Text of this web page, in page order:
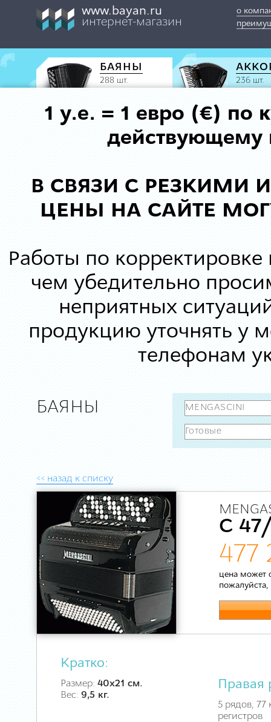
www.bayan.ru
интернет-магазин
о
БАЯНЫ
288 шт. 236 шт.
1 у.е. = 1 евро (€) по
действующему
В СВЯЗИ С РЕЗКИМИ
ЦЕНЫ НА САЙТЕ
Работы по корректировке
чем убедительно
неприятных
продукцию уточнять у
телефонам
БАЯНЫ
<< назад к списку
C
477
цена может
пожалуйста,
Кратко:
Размер: 40х21 см.
Вес: 9,5 кг.
Правая
5 рядов, 77
регистров